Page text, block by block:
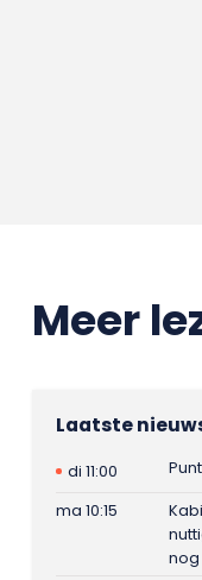
Meer
Laatste
di 11:00
ma 10:15
nog